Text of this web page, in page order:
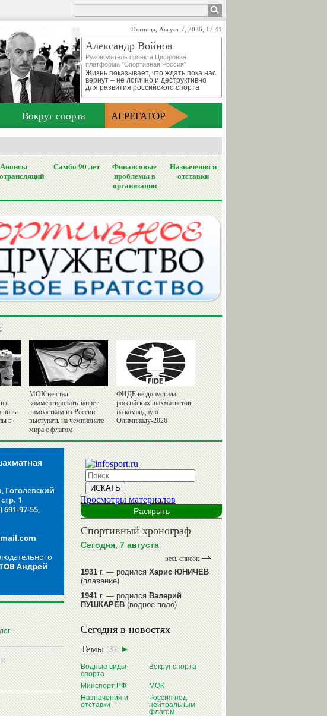
Пятница, Август 7, 2026, 17:41
Александр Войнов
Руководитель проекта Цифровая
платформа "Спортивная Россия"
Жизнь показывает, что ждать пока нас
вернут – не логично и деструктивно
для развития российского спорта
Вокруг спорта АГРЕГАТОР
Анонсы
Самбо 90 лет
Финансовые
проблемы в
организации
Назначения и
отставки
визы
в
МОК не стал
комментировать запрет
гимнасткам из России
выступать на чемпионате
мира с флагом
ФИДЕ не допустила
российских шахматистов
на командную
Олимпиаду-2026
Гоголевский
1
691-97-55,
Андрей
Раскрыть
Спортивный хронограф
Сегодня, 7 августа
весь список
1931г. — родилсяХарис ЮНИЧЕВ
(плавание)
1941г. — родилсяВалерий
ПУШКАРЕВ(водное поло)
1947г. — родилсяВалерий
ИЛЬИНЫХ(гимнастика спортивная)
1954г. — родилсяВалерий
ГАЗЗАЕВ(футбол)
1956г. — родилсяВладимир
РЫБАКОВ(легкая атлетика)
читать далее
Сегодня в новостях
Темы(8):
Водные виды
спорта
Вокруг спорта
Минспорт РФ
МОК
Назначения и
отставки
Россия под
нейтральным
флагом